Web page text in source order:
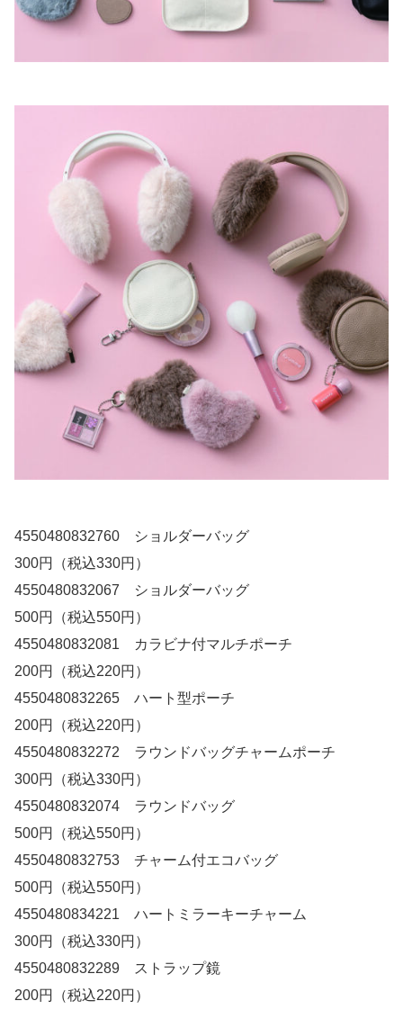
4550480832760 ショルダーバッグ
300円（税込330円）
4550480832067 ショルダーバッグ
500円（税込550円）
4550480832081 カラビナ付マルチポーチ
200円（税込220円）
4550480832265 ハート型ポーチ
200円（税込220円）
4550480832272 ラウンドバッグチャームポーチ
300円（税込330円）
4550480832074 ラウンドバッグ
500円（税込550円）
4550480832753 チャーム付エコバッグ
500円（税込550円）
4550480834221 ハートミラーキーチャーム
300円（税込330円）
4550480832289 ストラップ鏡
200円（税込220円）